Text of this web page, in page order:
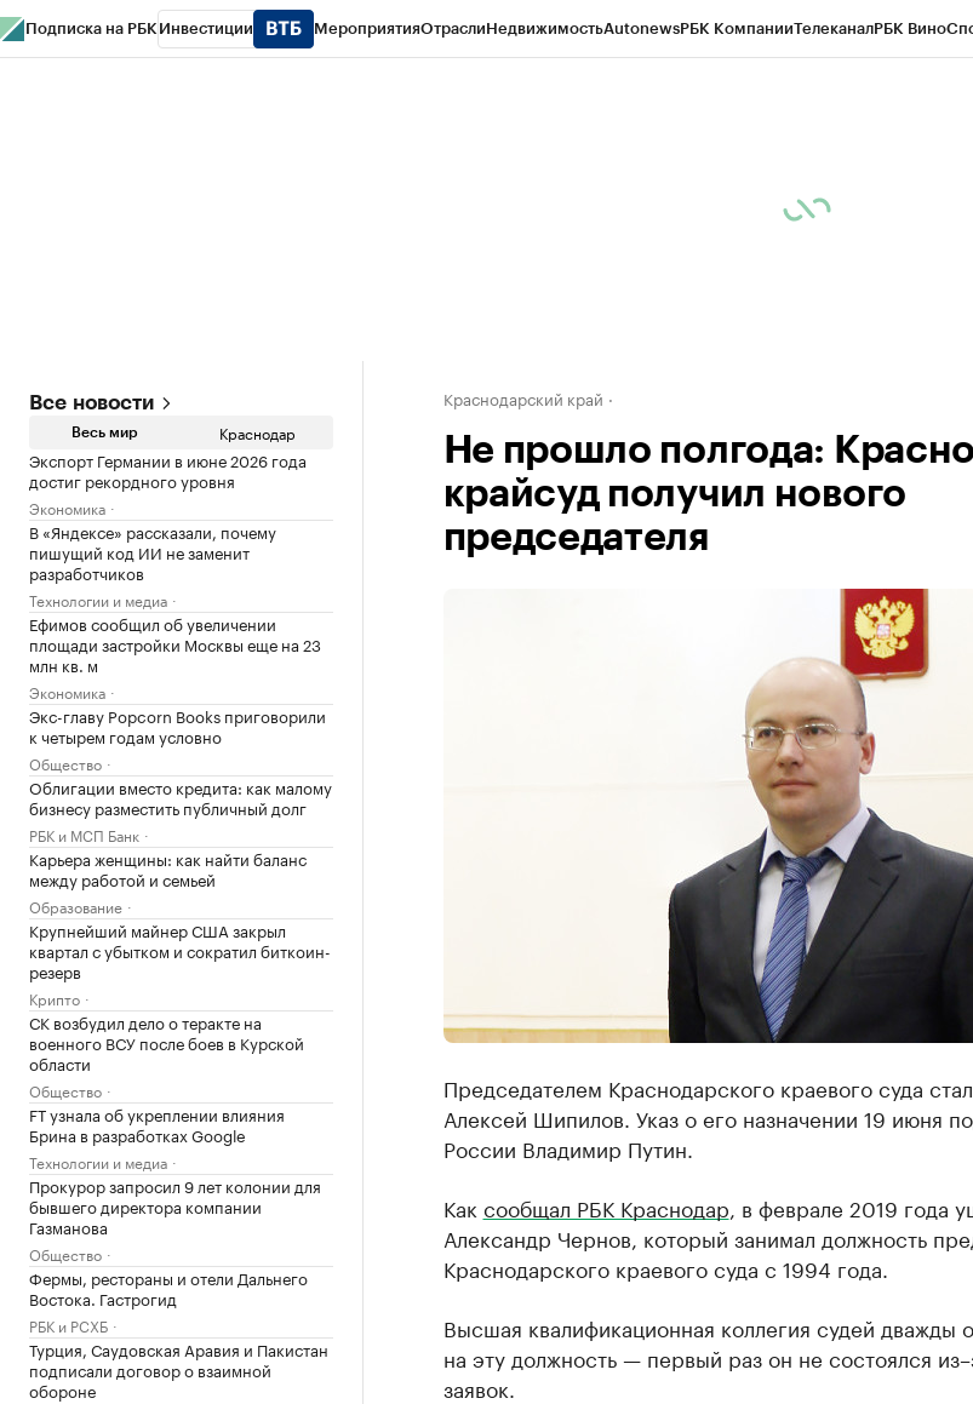
Подписка на РБК Инвестиции МероприятияОтраслиНедвижимостьAutonewsРБК КомпанииТелеканалРБК Вино
Все новости
Весь мир Краснодар
Экспорт Германии в июне 2026 года
достиг рекордного уровня
Экономика
В «Яндексе» рассказали, почему
пишущий код ИИ не заменит
разработчиков
Технологии и медиа
Ефимов сообщил об увеличении
площади застройки Москвы еще на 23
млн кв. м
Экономика
Экс-главу Popcorn Books приговорили
к четырем годам условно
Общество
Облигации вместо кредита: как малому
бизнесу разместить публичный долг
РБК и МСП Банк
Карьера женщины: как найти баланс
между работой и семьей
Образование
Крупнейший майнер США закрыл
квартал с убытком и сократил биткоин-
резерв
Крипто
СК возбудил дело о теракте на
военного ВСУ после боев в Курской
области
Общество
FT узнала об укреплении влияния
Брина в разработках Google
Технологии и медиа
Прокурор запросил 9 лет колонии для
бывшего директора компании
Газманова
Общество
Фермы, рестораны и отели Дальнего
Востока. Гастрогид
РБК и РСХБ
Турция, Саудовская Аравия и Пакистан
подписали договор о взаимной
обороне
Краснодарский край
Не прошло полгода:
крайсуд получил нового
председателя
Председателем Краснодарского краевого суда
Алексей Шипилов. Указ о его назначении 19 июня
России Владимир Путин.
Как сообщал РБК Краснодар , в феврале 2019 года
Александр Чернов, который занимал должность
Краснодарского краевого суда с 1994 года.
Высшая квалификационная коллегия судей дважды
на эту должность — первый раз он не состоялся
заявок.